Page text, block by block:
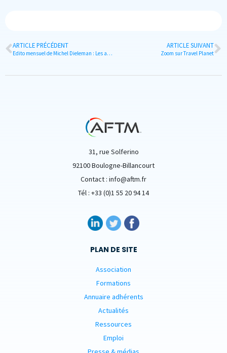
ARTICLE PRÉCÉDENT
Edito mensuel de Michel Dieleman : Les avantages en nature et le crédit mobilité
ARTICLE SUIVANT
Zoom sur Travel Planet
31, rue Solferino
92100 Boulogne-Billancourt
Contact : info@aftm.fr
Tél : +33 (0)1 55 20 94 14
PLAN DE SITE
Association
Formations
Annuaire adhérents
Actualités
Ressources
Emploi